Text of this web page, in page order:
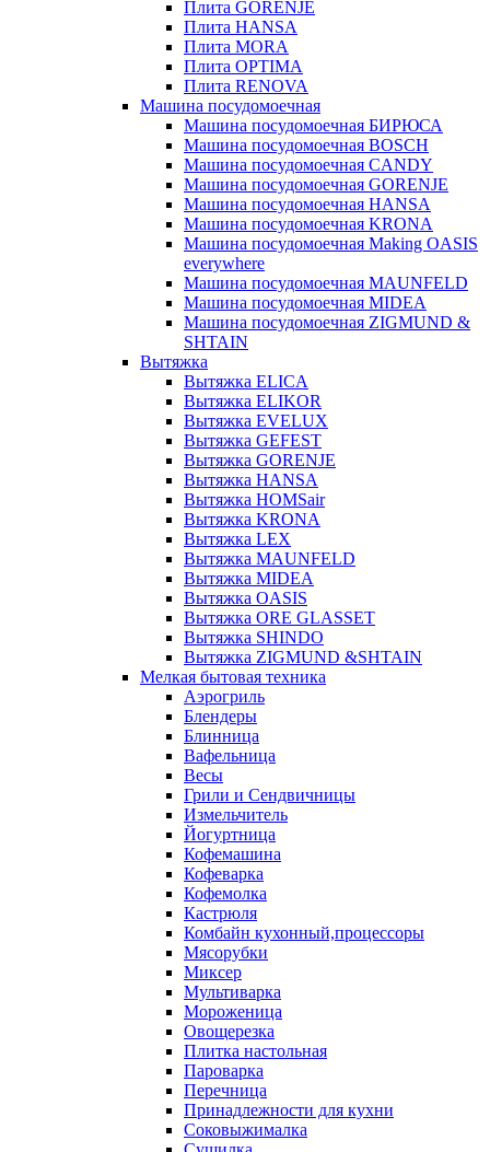
Плита GORENJE
Плита HANSA
Плита MORA
Плита OPTIMA
Плита RENOVA
Машина посудомоечная
Машина посудомоечная БИРЮСА
Машина посудомоечная BOSCH
Машина посудомоечная CANDY
Машина посудомоечная GORENJE
Машина посудомоечная HANSA
Машина посудомоечная KRONA
Машина посудомоечная Making OASIS
everywhere
Машина посудомоечная MAUNFELD
Машина посудомоечная MIDEA
Машина посудомоечная ZIGMUND &
SHTAIN
Вытяжка
Вытяжка ELICA
Вытяжка ELIKOR
Вытяжка EVELUX
Вытяжка GEFEST
Вытяжка GORENJE
Вытяжка HANSA
Вытяжка HOMSair
Вытяжка KRONA
Вытяжка LEX
Вытяжка MAUNFELD
Вытяжка MIDEA
Вытяжка OASIS
Вытяжка ORE GLASSET
Вытяжка SHINDO
Вытяжка ZIGMUND &SHTAIN
Мелкая бытовая техника
Аэрогриль
Блендеры
Блинница
Вафельница
Весы
Грили и Сендвичницы
Измельчитель
Йогуртница
Кофемашина
Кофеварка
Кофемолка
Кастрюля
Комбайн кухонный,процессоры
Мясорубки
Миксер
Мультиварка
Мороженица
Овощерезка
Плитка настольная
Пароварка
Перечница
Принадлежности для кухни
Соковыжималка